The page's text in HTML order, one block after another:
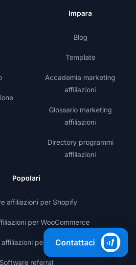
Impara
Blog
Template
Accademia marketing
affiliazioni
Glossario marketing
affiliazioni
Directory programmi
affiliazioni
Popolari
affiliazioni per Shopify
per WooCommerce
per WordPress
Software referral
Contattaci